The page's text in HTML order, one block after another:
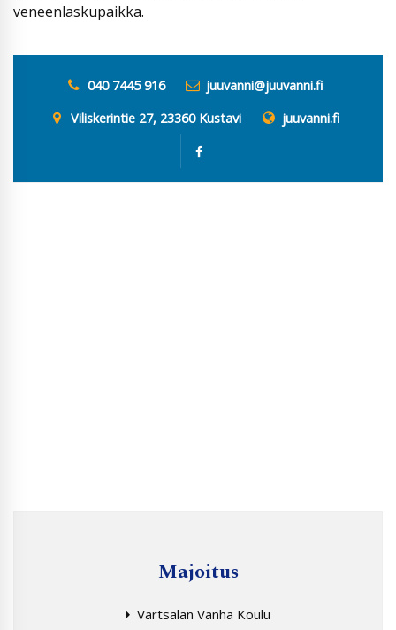
Majoitus
Vartsalan Vanha Koulu
veneenlaskupaikka.
040 7445 916
juuvanni@juuvanni.fi
Viliskerintie 27, 23360 Kustavi
juuvanni.fi